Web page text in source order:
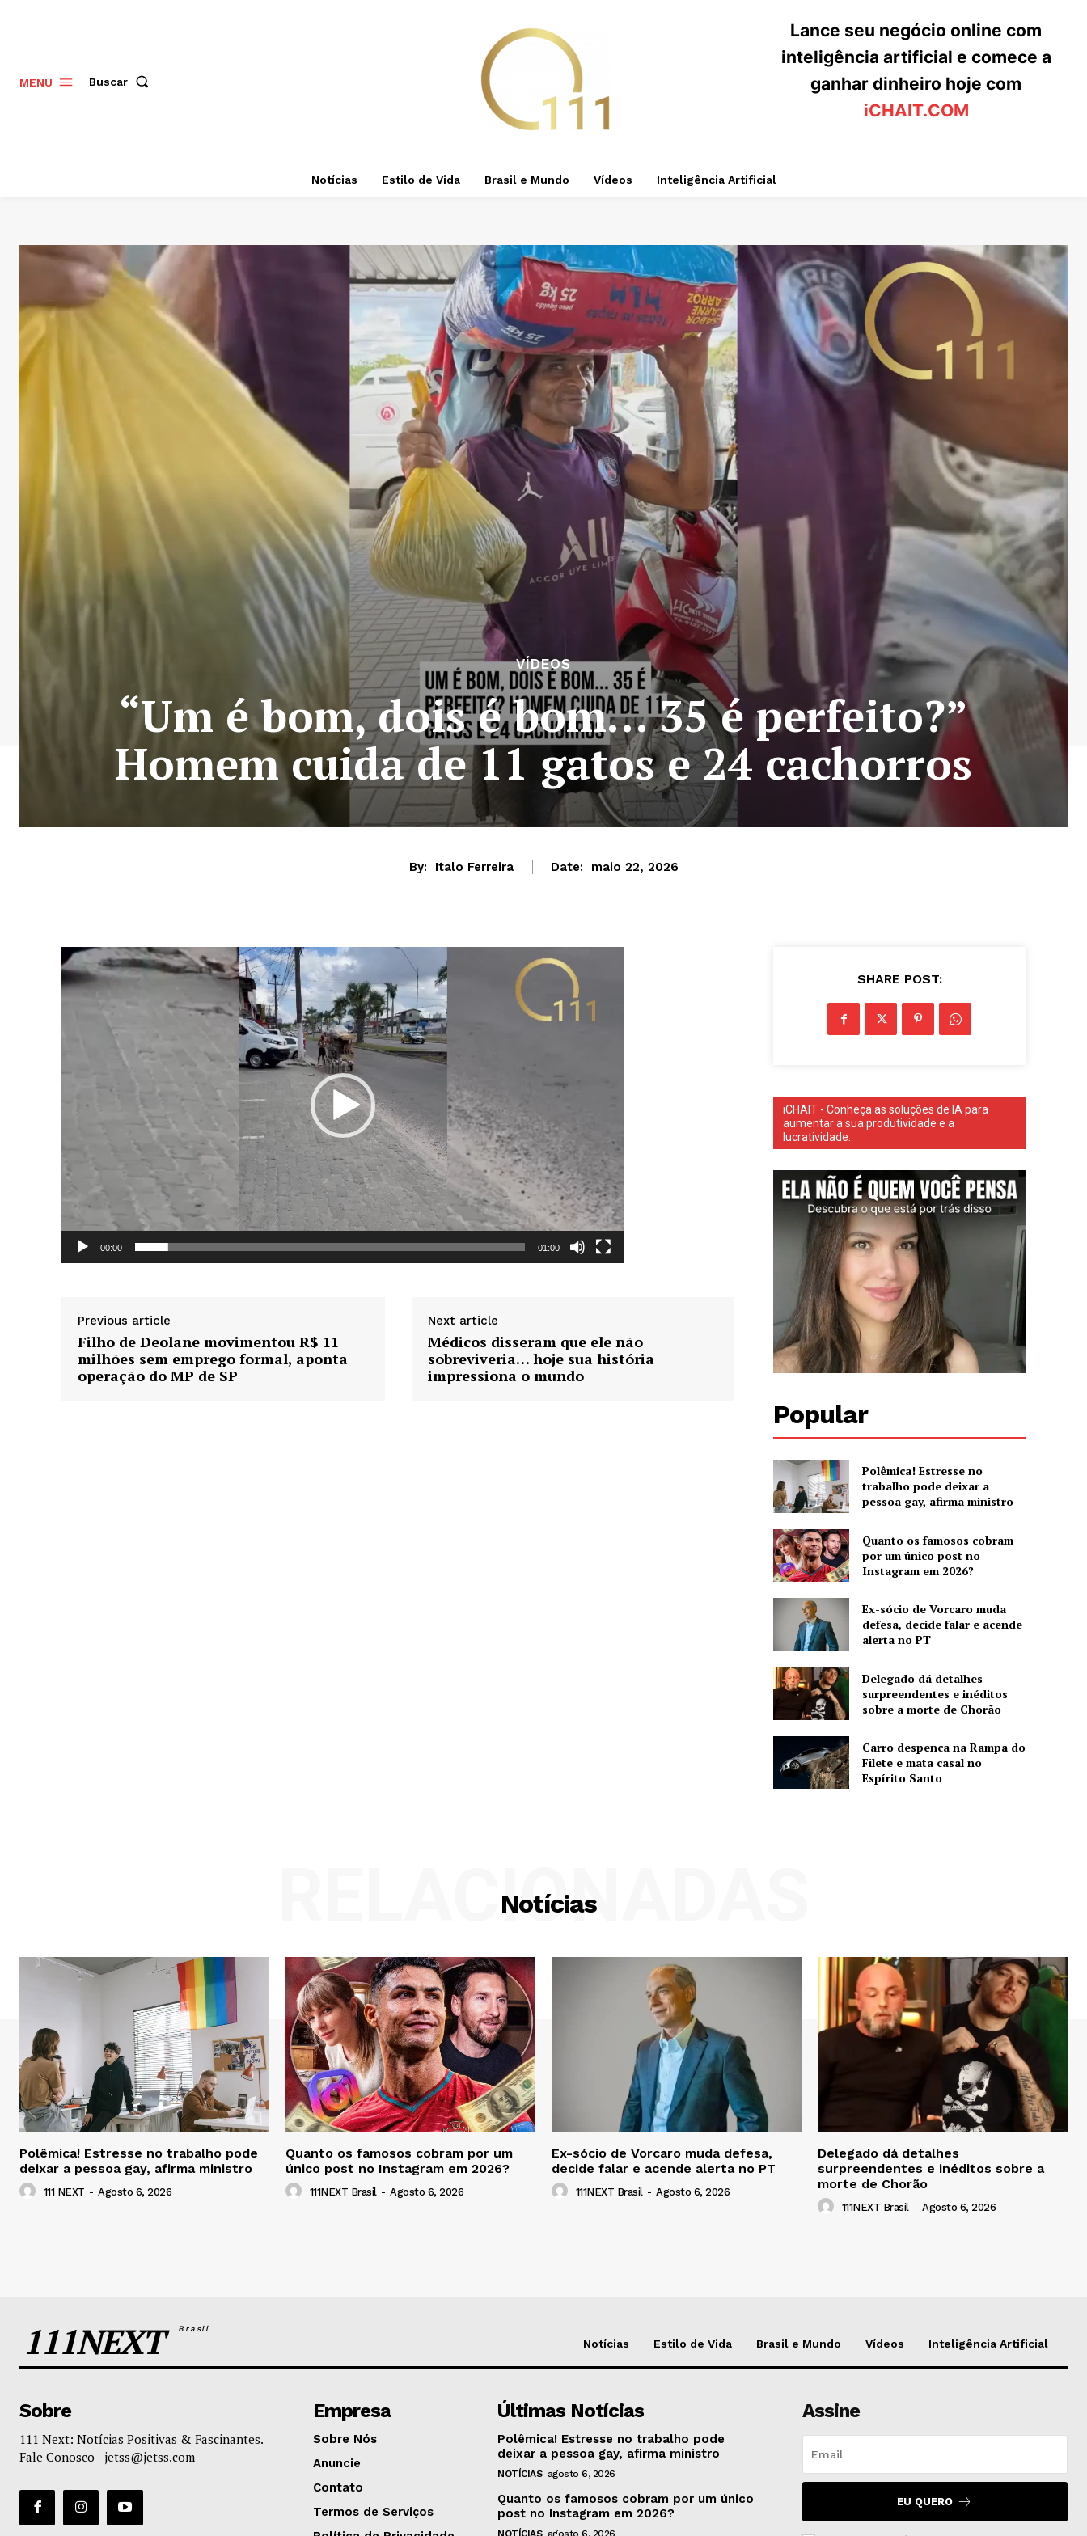
News Week
Magazine PRO
Company
Contato
Termos de Serviços
MENU Buscar
Lance seu negócio online com
inteligência artificial e comece a
ganhar dinheiro hoje com
iCHAIT.COM
Notícias Estilo de Vida Brasil e Mundo Vídeos Inteligência Artificial
VÍDEOS
“Um é bom, dois é bom… 35 é perfeito?”
Homem cuida de 11 gatos e 24 cachorros
By: Italo Ferreira Date: maio 22, 2026
T
c
í
d
e
00:00 01:00
Previous article
Filho de Deolane movimentou R$ 11
milhões sem emprego formal, aponta
operação do MP de SP
Next article
Médicos disseram que ele não
sobreviveria… hoje sua história
impressiona o mundo
SHARE POST:
iCHAIT - Conheça as soluções de IA para
aumentar a sua produtividade e a
lucratividade.
Popular
Polêmica! Estresse no
trabalho pode deixar a
pessoa gay, afirma ministro
Quanto os famosos cobram
por um único post no
Instagram em 2026?
Ex-sócio de Vorcaro muda
defesa, decide falar e acende
alerta no PT
Delegado dá detalhes
surpreendentes e inéditos
sobre a morte de Chorão
Carro despenca na Rampa do
Filete e mata casal no
Espírito Santo
Notícias
RELACIONADAS
Polêmica! Estresse no trabalho pode
deixar a pessoa gay, afirma ministro
111 NEXT - Agosto 6, 2026
Quanto os famosos cobram por um
único post no Instagram em 2026?
111NEXT Brasil - Agosto 6, 2026
Ex-sócio de Vorcaro muda defesa,
decide falar e acende alerta no PT
111NEXT Brasil - Agosto 6, 2026
Delegado dá detalhes
surpreendentes e inéditos sobre a
morte de Chorão
111NEXT Brasil - Agosto 6, 2026
111NEXTBrasil
Notícias Estilo de Vida Brasil e Mundo Vídeos Inteligência Artificial
Sobre
111 Next: Notícias Positivas & Fascinantes.
Fale Conosco - jetss@jetss.com
Empresa
Sobre Nós
Anuncie
Contato
Termos de Serviços
Últimas Notícias
Polêmica! Estresse no trabalho pode
deixar a pessoa gay, afirma ministro
NOTÍCIAS agosto 6, 2026
Quanto os famosos cobram por um único
post no Instagram em 2026?
NOTÍCIAS agosto 6, 2026
Assine
EU QUERO